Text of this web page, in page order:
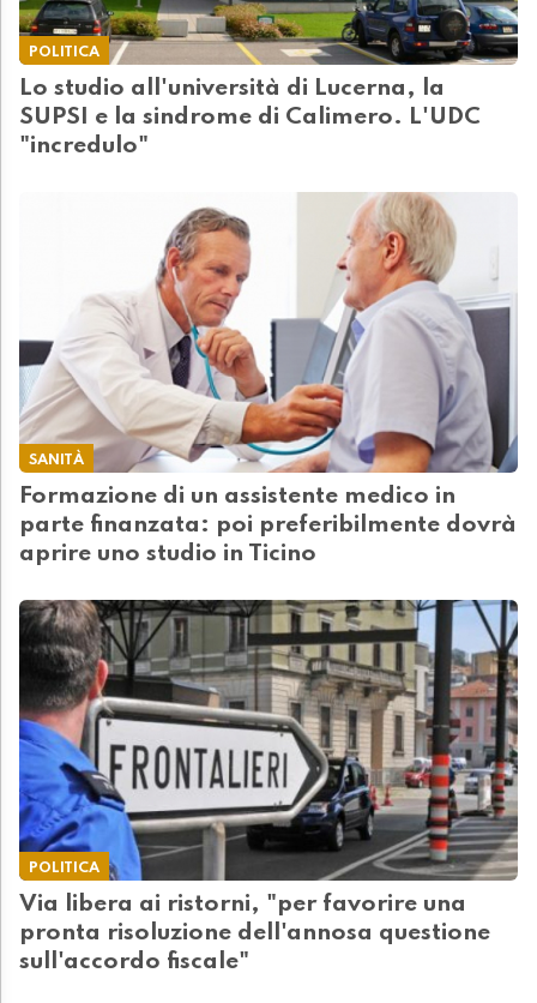
POLITICA
Lo studio all'università di Lucerna, la
SUPSI e la sindrome di Calimero. L'UDC
"incredulo"
SANITÀ
Formazione di un assistente medico in
parte finanzata: poi preferibilmente dovrà
aprire uno studio in Ticino
POLITICA
Via libera ai ristorni, "per favorire una
pronta risoluzione dell'annosa questione
sull'accordo fiscale"